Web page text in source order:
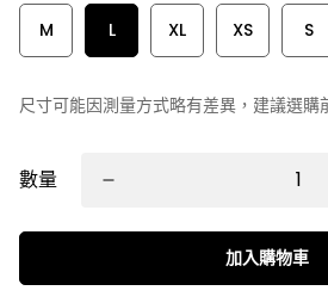
M
L XL XS S
尺寸可能因測量方式略有差異，建議選購
數量
加入購物車